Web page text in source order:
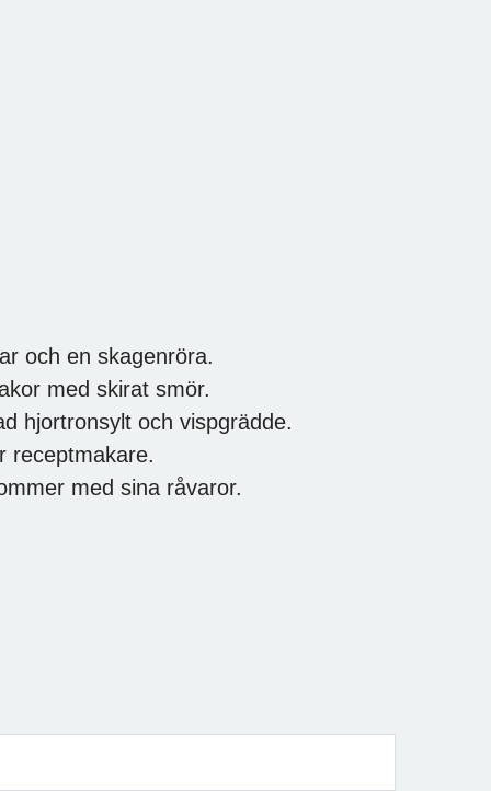
och en skagenröra.
med skirat smör.
hjortronsylt och vispgrädde.
receptmakare.
med sina råvaror.